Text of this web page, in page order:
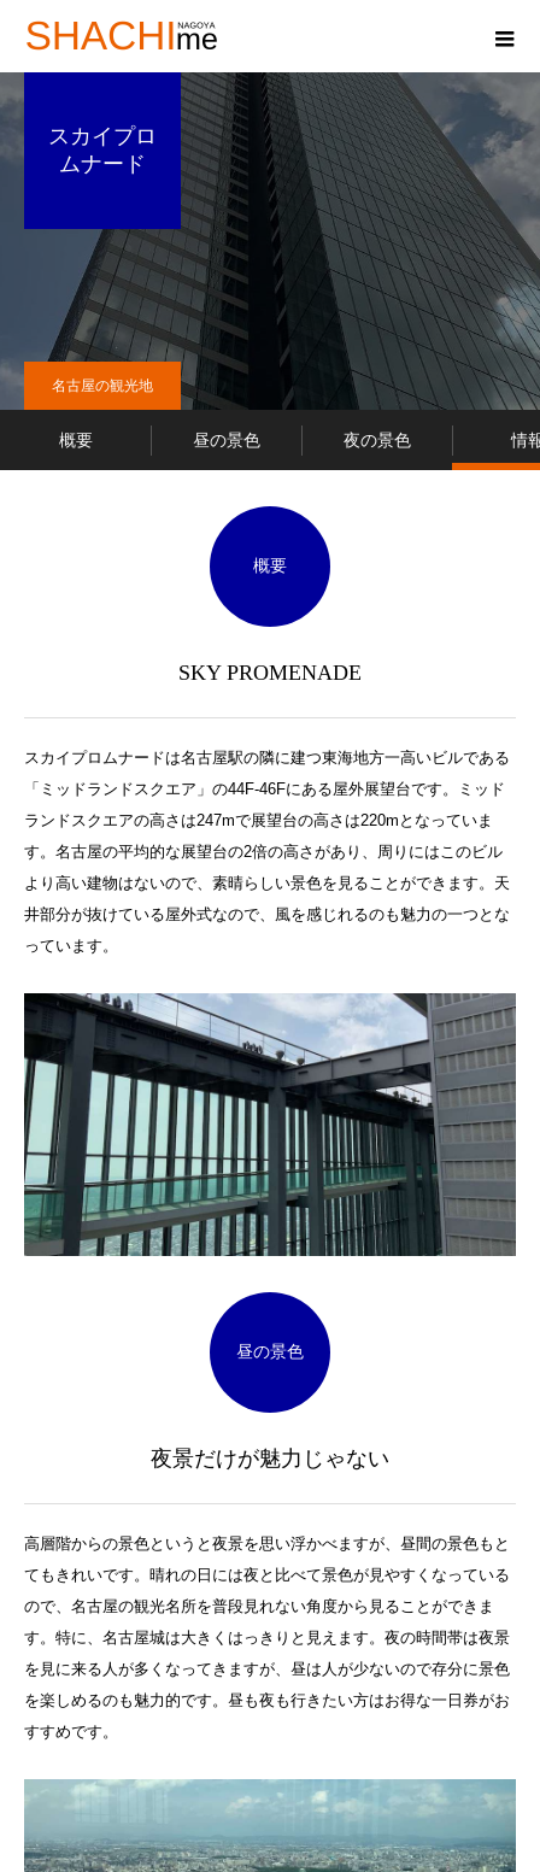
スカイプロ
ムナード
名古屋の観光地
概要 昼の景色 夜の景色 情
概要
SKY PROMENADE
スカイプロムナードは名古屋駅の隣に建つ東海地方一高いビルである
「ミッドランドスクエア」の44F-46Fにある屋外展望台です。ミッド
ランドスクエアの高さは247mで展望台の高さは220mとなっていま
す。名古屋の平均的な展望台の2倍の高さがあり、周りにはこのビル
より高い建物はないので、素晴らしい景色を見ることができます。天
井部分が抜けている屋外式なので、風を感じれるのも魅力の一つとな
っています。
昼の景色
夜景だけが魅力じゃない
高層階からの景色というと夜景を思い浮かべますが、昼間の景色もと
てもきれいです。晴れの日には夜と比べて景色が見やすくなっている
ので、名古屋の観光名所を普段見れない角度から見ることができま
す。特に、名古屋城は大きくはっきりと見えます。夜の時間帯は夜景
を見に来る人が多くなってきますが、昼は人が少ないので存分に景色
を楽しめるのも魅力的です。昼も夜も行きたい方はお得な一日券がお
すすめです。